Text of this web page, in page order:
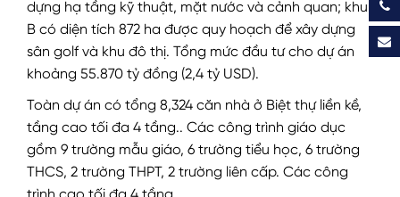
dựng hạ tầng kỹ thuật, mặt nước và cảnh quan; khu
B có diện tích 872 ha được quy hoạch để xây dựng
sân golf và khu đô thị. Tổng mức đầu tư cho dự án
khoảng 55.870 tỷ đồng (2,4 tỷ USD).
Toàn dự án có tổng 8,324 căn nhà ở Biệt thự liền kề,
tầng cao tối đa 4 tầng.. Các công trình giáo dục
gồm 9 trường mẫu giáo, 6 trường tiểu học, 6 trường
THCS, 2 trường THPT, 2 trường liên cấp. Các công